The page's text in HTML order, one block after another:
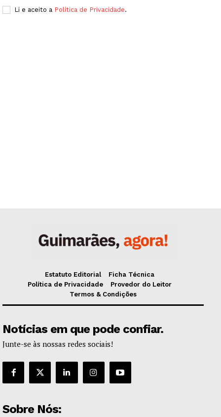
Li e aceito a Política de Privacidade.
Estatuto Editorial
Ficha Técnica
Política de Privacidade
Provedor do Leitor
Termos & Condições
Notícias em que pode confiar.
Junte-se às nossas redes sociais!
Sobre Nós: